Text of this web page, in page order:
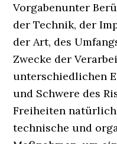
Vorgabenunter
der Technik, der
der Art, des
Zwecke der
unterschiedlichen
und Schwere des
Freiheiten
technische und